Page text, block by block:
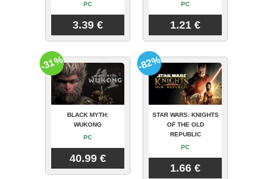
PC
3.39 €
PC
1.21 €
BLACK MYTH:
WUKONG
PC
40.99 €
-31%
STAR WARS: KNIGHTS
OF THE OLD
REPUBLIC
PC
1.66 €
-82%